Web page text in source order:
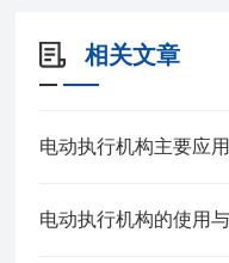
相关文章
电动执行机构主要应
电动执行机构的使用